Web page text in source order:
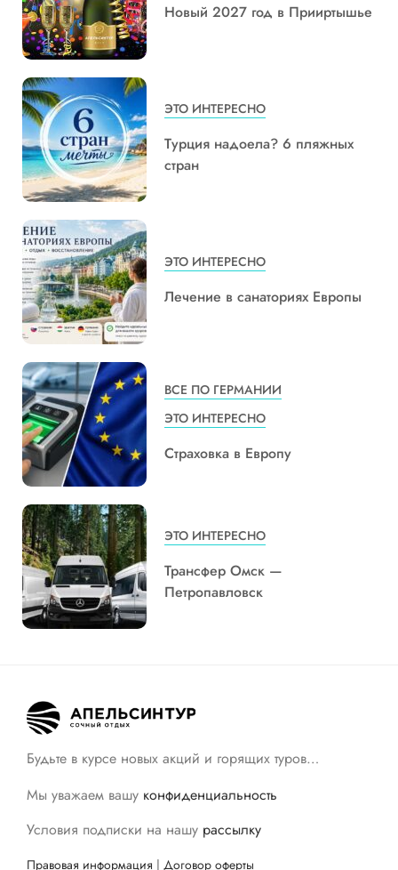
Новый 2027 год в Прииртышье
ЭТО ИНТЕРЕСНО
Турция надоела? 6 пляжных
стран
ЭТО ИНТЕРЕСНО
Лечение в санаториях Европы
ВСЕ ПО ГЕРМАНИИ
ЭТО ИНТЕРЕСНО
Страховка в Европу
ЭТО ИНТЕРЕСНО
Трансфер Омск —
Петропавловск
Будьте в курсе новых акций и горящих туров…
Мы уважаем вашу конфиденциальность
Условия подписки на нашу рассылку
Правовая информация | Договор оферты